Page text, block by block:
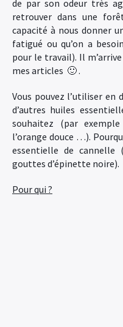
de par son odeur très
retrouver dans une
capacité à nous donner
fatigué ou qu’on a
pour le travail). Il
mes articles 🙂 .
Vous pouvez l’utiliser en
d’autres huiles
souhaitez (par
l’orange douce …).
essentielle de
gouttes d’épinette noire).
Pour qui ?